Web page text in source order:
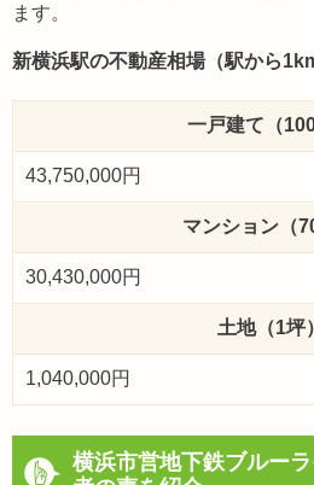
ます。
新横浜駅の不動産相場（駅から
一戸建て（100
43,750,000円
マンション（
30,430,000円
土地（1坪）
1,040,000円
横浜市営地下鉄ブルー